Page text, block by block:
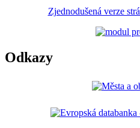
Zjednodušená verze
Odkazy